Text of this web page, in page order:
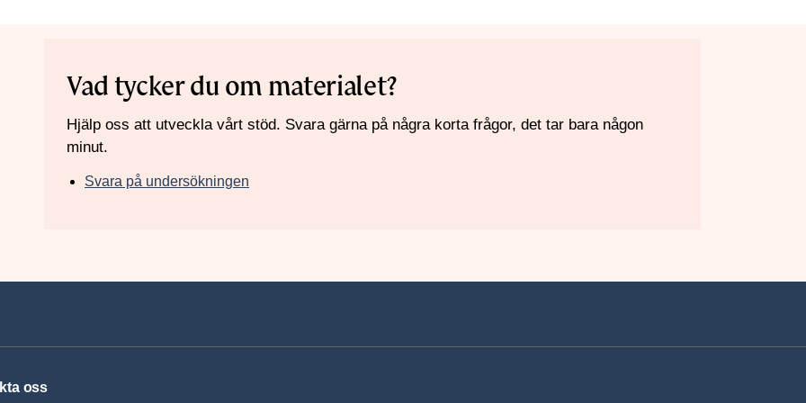
Vad tycker du om materialet?
Hjälp oss att utveckla vårt stöd. Svara gärna på några korta frågor, det tar bara någon
minut.
Svara på undersökningen
oss